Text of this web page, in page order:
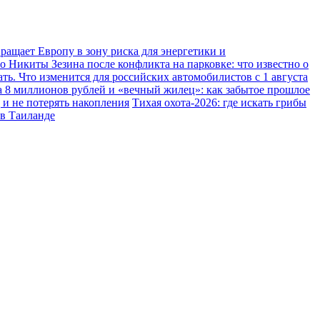
Европу в зону риска для энергетики и
Никиты Зезина после конфликта на парковке: что известно о
изменится для российских автомобилистов с 1 августа
8 миллионов рублей и «вечный жилец»: как забытое прошлое
не потерять накопления Тихая охота-2026: где искать грибы
Таиланде